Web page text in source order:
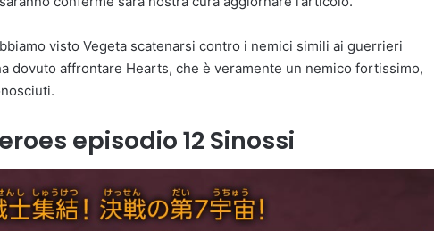
visto Vegeta scatenarsi contro i nemici simili ai guerrieri
dovuto affrontare Hearts, che è veramente un nemico fortissimo,
episodio 12 Sinossi